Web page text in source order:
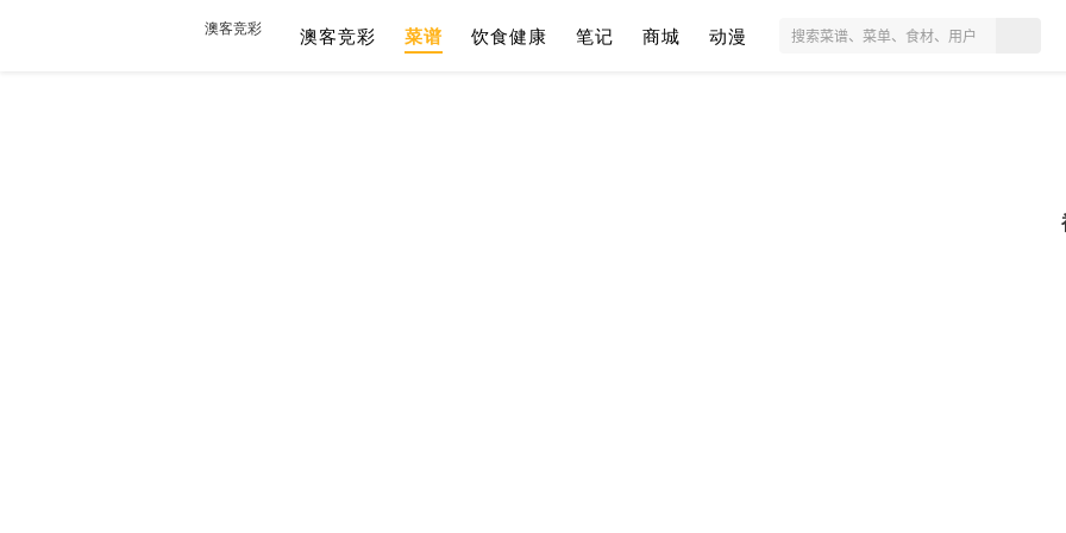
澳客竞彩 澳客竞彩 菜谱 饮食健康 笔记 商城 动漫